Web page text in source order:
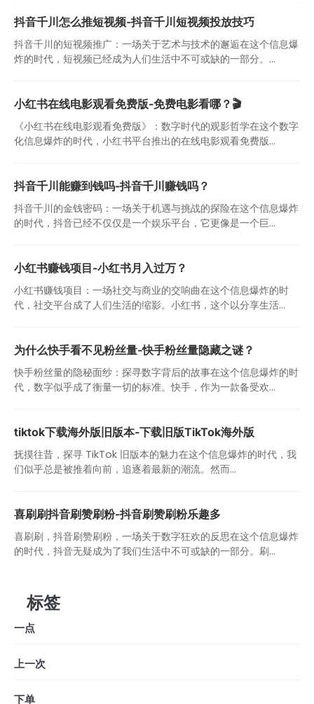
抖音千川怎么推短视频-抖音千川短视频投放技巧
抖音千川的短视频推广：一场关于艺术与技术的邂逅在这个信息爆
炸的时代，短视频已经成为人们生活中不可或缺的一部分。...
小红书在线电影观看免费版-免费电影看哪？🎬
《小红书在线电影观看免费版》：数字时代的观影哲学在这个数字
化信息爆炸的时代，小红书平台推出的在线电影观看免费版...
抖音千川能赚到钱吗-抖音千川赚钱吗？
抖音千川的金钱密码：一场关于机遇与挑战的探险在这个信息爆炸
的时代，抖音已经不仅仅是一个娱乐平台，它更像是一个巨...
小红书赚钱项目-小红书月入过万？
小红书赚钱项目：一场社交与商业的交响曲在这个信息爆炸的时
代，社交平台成了人们生活的缩影。小红书，这个以分享生活...
为什么快手看不见粉丝量-快手粉丝量隐藏之谜？
快手粉丝量的隐秘面纱：探寻数字背后的故事在这个信息爆炸的时
代，数字似乎成了衡量一切的标准。快手，作为一款备受欢...
tiktok下载海外版旧版本-下载旧版TikTok海外版
抚摸往昔，探寻 TikTok 旧版本的魅力在这个信息爆炸的时代，我
们似乎总是被推着向前，追逐着最新的潮流。然而...
喜刷刷抖音刷赞刷粉-抖音刷赞刷粉乐趣多
喜刷刷，抖音刷赞刷粉，一场关于数字狂欢的反思在这个信息爆炸
的时代，抖音无疑成为了我们生活中不可或缺的一部分。刷...
标签
一点
上一次
下单